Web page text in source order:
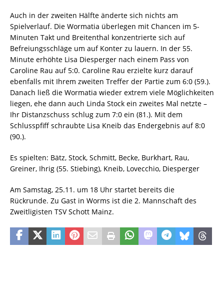
Auch in der zweiten Hälfte änderte sich nichts am
Spielverlauf. Die Wormatia überlegen mit Chancen im 5-
Minuten Takt und Breitenthal konzentrierte sich auf
Befreiungsschläge um auf Konter zu lauern. In der 55.
Minute erhöhte Lisa Diesperger nach einem Pass von
Caroline Rau auf 5:0. Caroline Rau erzielte kurz darauf
ebenfalls mit Ihrem zweiten Treffer der Partie zum 6:0 (59.).
Danach ließ die Wormatia wieder extrem viele Möglichkeiten
liegen, ehe dann auch Linda Stock ein zweites Mal netzte –
Ihr Distanzschuss schlug zum 7:0 ein (81.). Mit dem
Schlusspfiff schraubte Lisa Kneib das Endergebnis auf 8:0
(90.).
Es spielten: Bätz, Stock, Schmitt, Becke, Burkhart, Rau,
Greiner, Ihrig (55. Stiebing), Kneib, Lovecchio, Diesperger
Am Samstag, 25.11. um 18 Uhr startet bereits die
Rückrunde. Zu Gast in Worms ist die 2. Mannschaft des
Zweitligisten TSV Schott Mainz.